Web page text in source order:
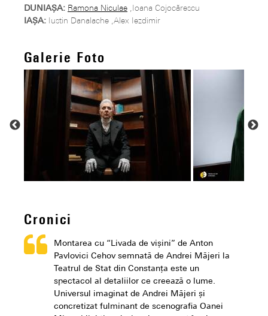
DUNIAȘA: Ramona Niculae ,Ioana Cojocărescu
IAȘA: Iustin Danalache ,Alex Iezdimir
Galerie Foto
Cronici
Montarea cu “Livada de vișini” de Anton
Pavlovici Cehov semnată de Andrei Măjeri la
Teatrul de Stat din Constanța este un
spectacol al detaliilor ce creează o lume.
Universul imaginat de Andrei Măjeri și
concretizat fulminant de scenografia Oanei